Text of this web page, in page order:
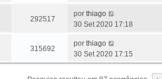
292517
por thiago
30 Set 2020 17:18
315692
por thiago
30 Set 2020 17:15